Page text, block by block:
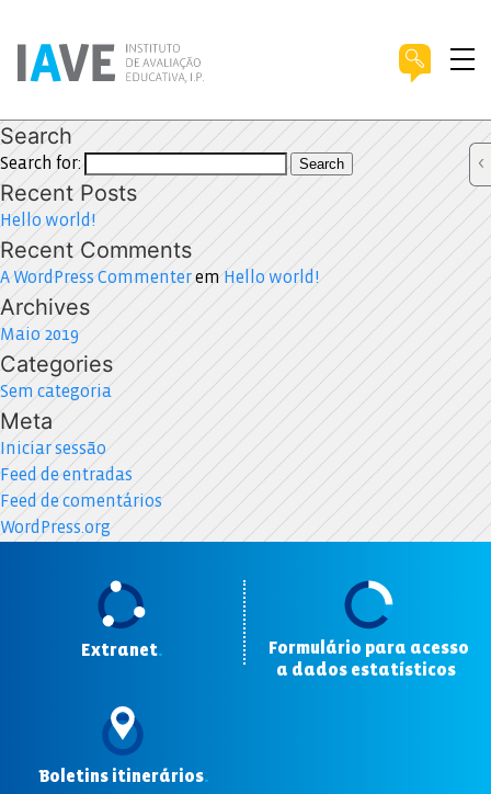
Search
Search for: Search
Recent Posts
Hello world!
Recent Comments
A WordPress Commenterem Hello world!
Archives
Maio 2019
Categories
Sem categoria
Meta
Iniciar sessão
Feed de entradas
Feed de comentários
WordPress.org
Extranet.
Formulário para acesso
a dados estatísticos
Boletins itinerários.